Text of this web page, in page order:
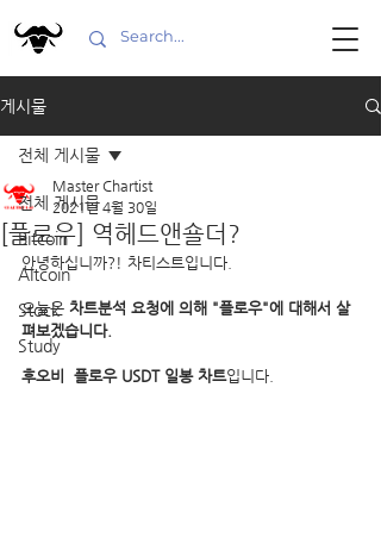
게시물
전체 게시물
Bitcoin
Altcoin
Stock
Study
전체 게시물
[플로우] 역헤드앤숄더?
Master Chartist
2021년 4월 30일
안녕하십니까?! 차티스트입니다.
오늘은 차트분석 요청에 의해 "플로우"에 대해서 살
펴보겠습니다.
후오비  플로우 USDT 일봉 차트입니다.